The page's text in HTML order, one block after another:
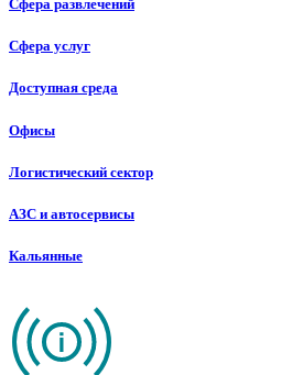
Сфера развлечений
Сфера услуг
Доступная среда
Офисы
Логистический сектор
АЗС и автосервисы
Кальянные